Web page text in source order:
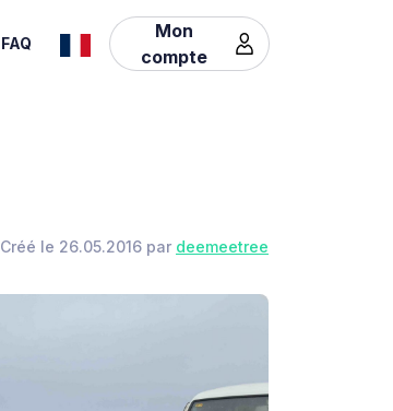
FAQ
Mon
compte
Créé le 26.05.2016 par deemeetree